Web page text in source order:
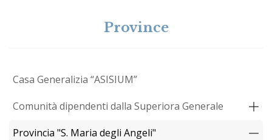
Province
Casa Generalizia “ASISIUM”
Comunità dipendenti dalla Superiora Generale
Provincia "S. Maria degli Angeli"